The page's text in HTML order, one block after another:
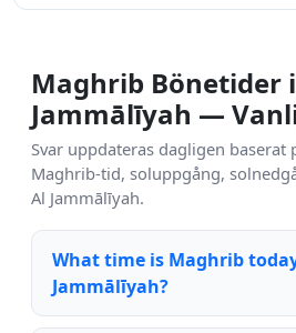
Maghrib Bönetider
Jammālīyah —
Svar uppdateras dagligen baserat
Maghrib-tid, soluppgång,
Al Jammālīyah.
What time is Maghrib
Jammālīyah?